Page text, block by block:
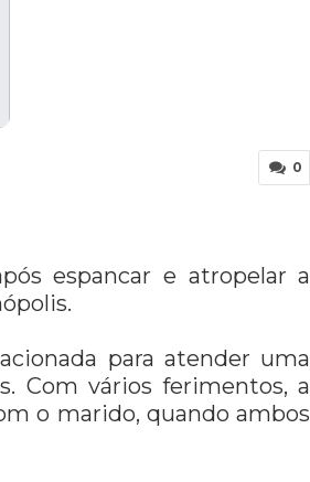
0
espancar e atropelar a
para atender uma
Com vários ferimentos, a
o marido, quando ambos